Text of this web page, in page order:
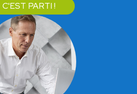
C'EST PARTI !